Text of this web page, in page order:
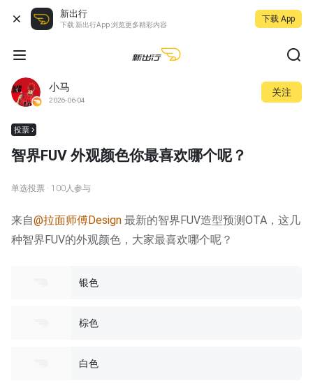
新出行
下载 新出行App 浏览更多精彩内容
下载 App
小马
2026-06-04
关注
投票
智界FUV 外观颜色你最喜欢哪个呢？
单选投票 · 100人参与
来自@拉面师傅Design 最新的智界FUV造型预测OTA，这几
种智界FUV的外观颜色，大家最喜欢哪个呢？
银色
棕色
白色